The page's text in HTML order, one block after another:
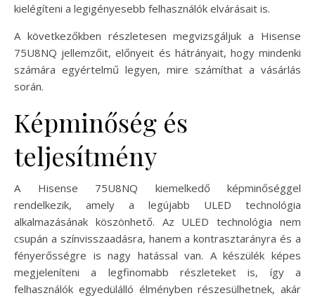
kielégíteni a legigényesebb felhasználók elvárásait is.
A következőkben részletesen megvizsgáljuk a Hisense
75U8NQ jellemzőit, előnyeit és hátrányait, hogy mindenki
számára egyértelmű legyen, mire számíthat a vásárlás
során.
Képminőség és
teljesítmény
A Hisense 75U8NQ kiemelkedő képminőséggel
rendelkezik, amely a legújabb ULED technológia
alkalmazásának köszönhető. Az ULED technológia nem
csupán a színvisszaadásra, hanem a kontrasztarányra és a
fényerősségre is nagy hatással van. A készülék képes
megjeleníteni a legfinomabb részleteket is, így a
felhasználók egyedülálló élményben részesülhetnek, akár